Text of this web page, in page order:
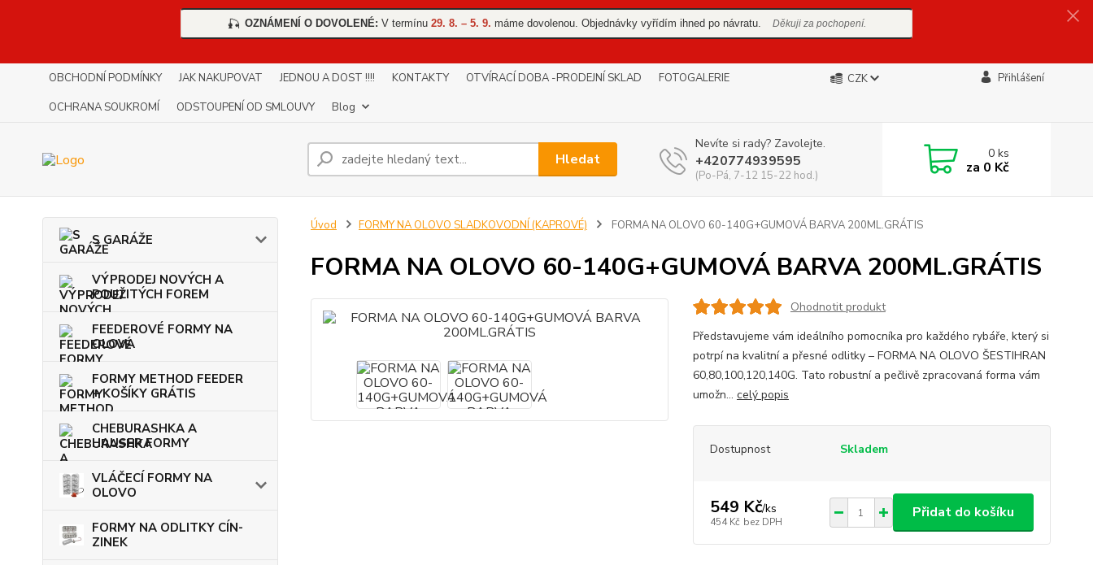
🎣 OZNÁMENÍ O DOVOLENÉ: V termínu 29. 8. – 5. 9. máme dovolenou. Objednávky vyřídím ihned po návratu. Děkuji za pochopení.
OBCHODNÍ PODMÍNKY JAK NAKUPOVAT JEDNOU A DOST !!!! KONTAKTY OTVÍRACÍ DOBA -PRODEJNÍ SKLAD
FOTOGALERIE
OCHRANA SOUKROMÍ
ODSTOUPENÍ OD SMLOUVY Blog
CZK Přihlášení
Hledat
Nevíte si rady? Zavolejte.
+420774939595
(Po-Pá, 7-12 15-22 hod.)
0ks
za 0 Kč
S GARÁŽE
VÝPRODEJ NOVÝCH A
POUŽITÝCH FOREM
FEEDEROVÉ FORMY NA
OLOVA
FORMY METHOD FEEDER
+ KOŠÍKY GRÁTIS
CHEBURASHKA A
HAUSER FORMY
VLÁČECÍ FORMY NA
OLOVO
FORMY NA ODLITKY CÍN-
ZINEK
Úvod FORMY NA OLOVO SLADKOVODNÍ (KAPROVÉ) FORMA NA OLOVO 60-140G+GUMOVÁ BARVA 200ML.GRÁTIS
FORMA NA OLOVO 60-140G+GUMOVÁ BARVA 200ML.GRÁTIS
Ohodnotit produkt
Představujeme vám ideálního pomocníka pro každého rybáře, který si
potrpí na kvalitní a přesné odlitky – FORMA NA OLOVO ŠESTIHRAN
60,80,100,120,140G. Tato robustní a pečlivě zpracovaná forma vám
umožn... celý popis
Dostupnost Skladem
549 Kč/ks
454 Kč bez DPH
Přidat do košíku